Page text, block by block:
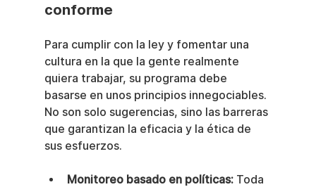
conforme
Para cumplir con la ley y fomentar una
cultura en la que la gente realmente
quiera trabajar, su programa debe
basarse en unos principios innegociables.
No son solo sugerencias, sino las barreras
que garantizan la eficacia y la ética de
sus esfuerzos.
Monitoreo basado en políticas: Toda